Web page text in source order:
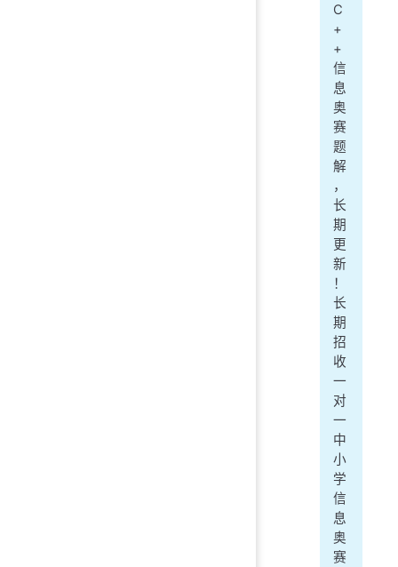
C
+
+
信
息
奥
赛
题
解
，
长
期
更
新
！
长
期
招
收
一
对
一
中
小
学
信
息
奥
赛